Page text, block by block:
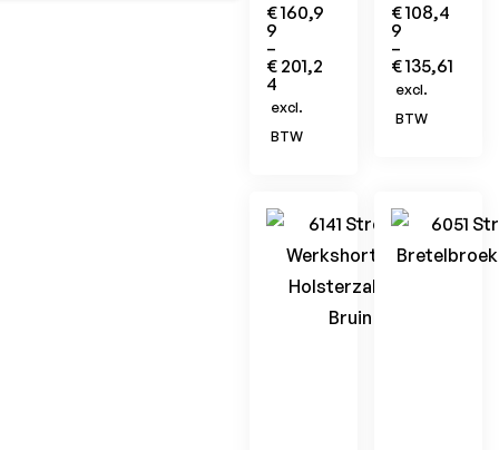
€160,9
9
–
€ 201,2
4
excl.
BTW
€108,4
9
–
€135,61
excl.
BTW